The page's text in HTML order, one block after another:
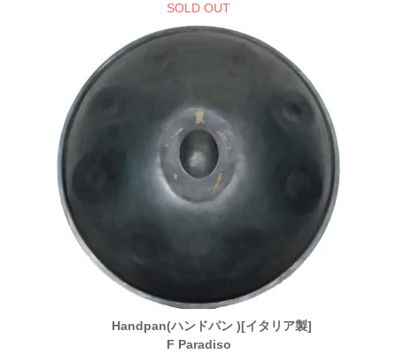
SOLD OUT
Handpan(ハンドパン )[イタリア製]
F Paradiso